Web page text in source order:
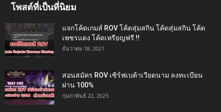
โพสต์ที่เป็นที่นิยม
แจกโค้ดเกมส์ ROV โค้ดสุ่มสกิน โค้ดสุ่มสกิน โค้ด
เพชรแดง โค้ดเหรียญฟรี !!
ธันวาคม 18, 2021
สอนสมัคร ROV เซิร์ฟเบต้าเวียดนาม ลงทะเบียน
ผ่าน 100%
กุมภาพันธ์ 22, 2025